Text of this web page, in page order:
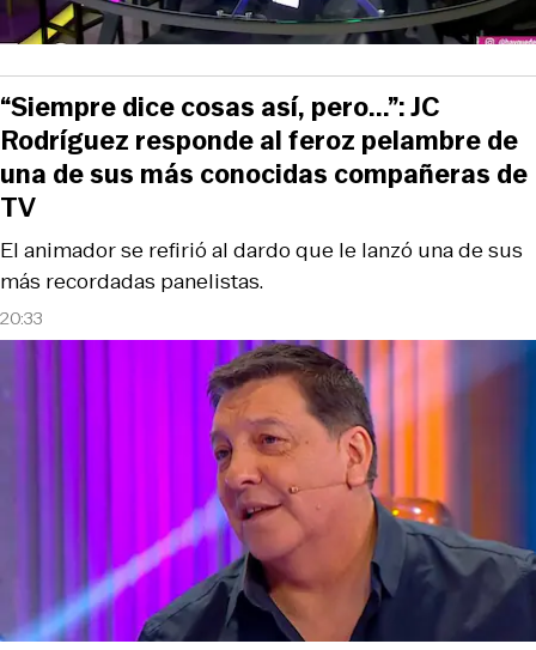
20:33
El animador se refirió al dardo que le lanzó una de sus
más recordadas panelistas.
“Siempre dice cosas así, pero...”: JC
Rodríguez responde al feroz pelambre de
una de sus más conocidas compañeras de
TV